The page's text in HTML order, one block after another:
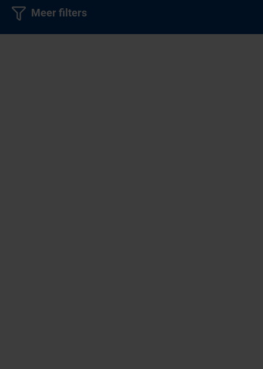
Meer filters